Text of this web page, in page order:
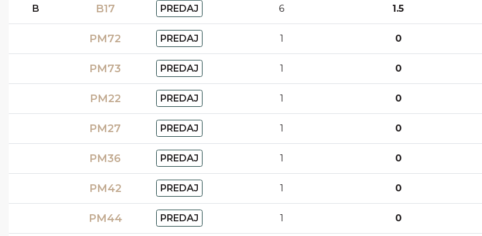
B B17 PREDAJ 6 1.5
PM72 PREDAJ 1 0
PM73 PREDAJ 1 0
PM22 PREDAJ 1 0
PM27 PREDAJ 1 0
PM36 PREDAJ 1 0
PM42 PREDAJ 1 0
PM44 PREDAJ 1 0